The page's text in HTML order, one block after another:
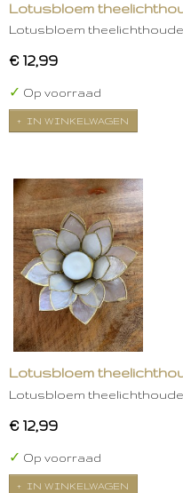
Lotusbloem
Lotusbloem
€ 12,99
✓ Op voorraad
IN WINKELWAGEN
Lotusbloem
Lotusbloem
€ 12,99
✓ Op voorraad
IN WINKELWAGEN